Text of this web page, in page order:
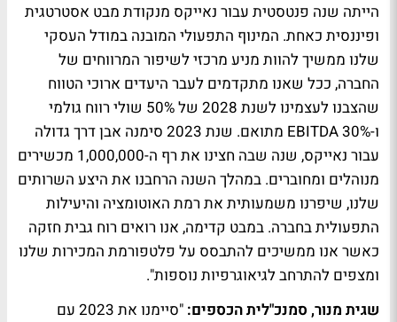
הייתה שנה פנטסטית עבור נאייקס מנקודת מבט אסטרטגית
ופיננסית כאחת. המינוף התפעולי המובנה במודל העסקי
שלנו ממשיך להוות מניע מרכזי לשיפור המרווחים של
החברה, ככל שאנו מתקדמים לעבר היעדים ארוכי הטווח
שהצבנו לעצמינו לשנת 2028 של 50% שולי רווח גולמי
ו-30% EBITDA מתואם. שנת 2023 סימנה אבן דרך גדולה
עבור נאייקס, שנה שבה חצינו את רף ה-1,000,000 מכשירים
מנוהלים ומחוברים. במהלך השנה הרחבנו את היצע השרותים
שלנו, שיפרנו משמעותית את רמת האוטומציה והיעילות
התפעולית בחברה. במבט קדימה, אנו רואים רוח גבית חזקה
כאשר אנו ממשיכים להתבסס על פלטפורמת המכירות שלנו
ומצפים להתרחב לגיאוגרפיות נוספות".
שגית מנור, סמנכ"לית הכספים:
"סיימנו את 2023 עם